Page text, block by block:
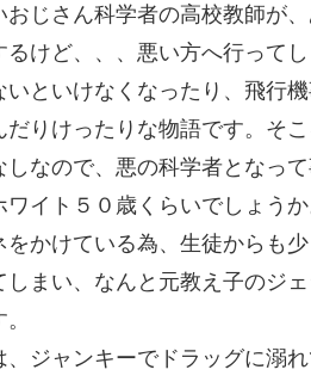
おじさん科学者の高校教師が
けど、、、悪い方へ行って
といけなくなったり、飛行
りけったりな物語です。そ
なので、悪の科学者となって
イト５０歳くらいでしょう
かけている為、生徒からも少
しまい、なんと元教え子のジ
ジャンキーでドラッグに溺